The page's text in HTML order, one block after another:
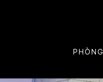
PHÒNG